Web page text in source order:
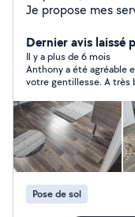
Je propose mes services pour
béton, bordures Aménagement intérieur : parquet, PVC
clipsable, tasseaux
apparents) Montage complet de piscines en bois, de la
conception à la finition Entretien piscine
robots, et analyse de votre
pour des projets variés,
: Scie lame vibrante Décapeur thermique Malette
plomberie PER a glissement
Soufleur électrique
Dernier avis laissé
Il y a plus de 6 mois
Anthony a été agréable
votre gentillesse. A très
Pose de sol